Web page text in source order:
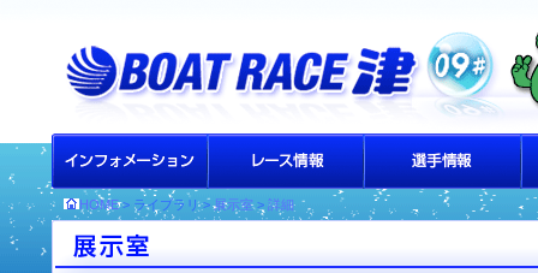
HOME> ライブラリ >展示室> 詳細